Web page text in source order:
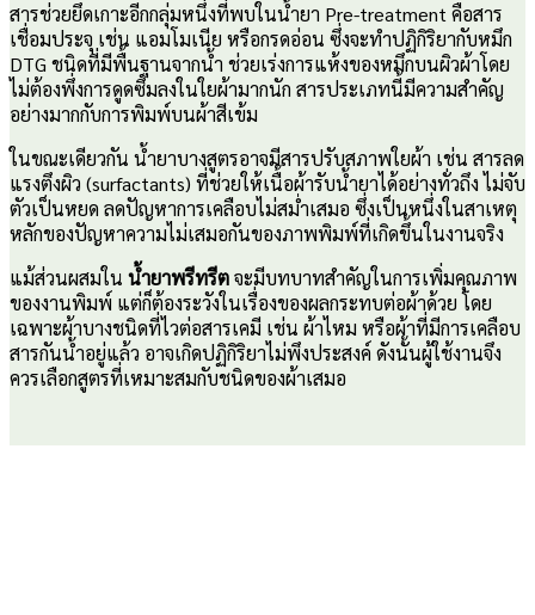
สารช่วยยึดเกาะอีกกลุ่มหนึ่งที่พบในน้ำยา Pre-treatment คือสาร
เชื่อมประจุ เช่น แอมโมเนีย หรือกรดอ่อน ซึ่งจะทำปฏิกิริยากับหมึก
DTG ชนิดที่มีพื้นฐานจากน้ำ ช่วยเร่งการแห้งของหมึกบนผิวผ้าโดย
ไม่ต้องพึ่งการดูดซึมลงในใยผ้ามากนัก สารประเภทนี้มีความสำคัญ
อย่างมากกับการพิมพ์บนผ้าสีเข้ม
ในขณะเดียวกัน น้ำยาบางสูตรอาจมีสารปรับสภาพใยผ้า เช่น สารลด
แรงตึงผิว (surfactants) ที่ช่วยให้เนื้อผ้ารับน้ำยาได้อย่างทั่วถึง ไม่จับ
ตัวเป็นหยด ลดปัญหาการเคลือบไม่สม่ำเสมอ ซึ่งเป็นหนึ่งในสาเหตุ
หลักของปัญหาความไม่เสมอกันของภาพพิมพ์ที่เกิดขึ้นในงานจริง
แม้ส่วนผสมใน น้ำยาพรีทรีตจะมีบทบาทสำคัญในการเพิ่มคุณภาพ
ของงานพิมพ์ แต่ก็ต้องระวังในเรื่องของผลกระทบต่อผ้าด้วย โดย
เฉพาะผ้าบางชนิดที่ไวต่อสารเคมี เช่น ผ้าไหม หรือผ้าที่มีการเคลือบ
สารกันน้ำอยู่แล้ว อาจเกิดปฏิกิริยาไม่พึงประสงค์ ดังนั้นผู้ใช้งานจึง
ควรเลือกสูตรที่เหมาะสมกับชนิดของผ้าเสมอ